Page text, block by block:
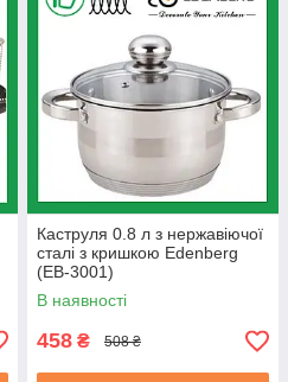
Каструля 0.8 л з нержавіючої
сталі з кришкою Edenberg
(EB-3001)
В наявності
458 ₴ 508 ₴